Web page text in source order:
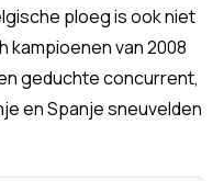
ploeg is ook niet
kampioenen van 2008
geduchte concurrent,
en Spanje sneuvelden